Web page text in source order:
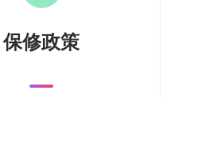
保修政策